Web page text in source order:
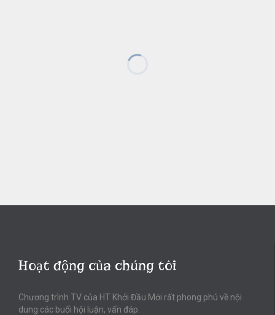
Hoạt động của chúng tôi
Chương trình TV của HT Khởi Đầu Mới rất phong phú về nội
dung các buổi hội luận, vấn đáp.